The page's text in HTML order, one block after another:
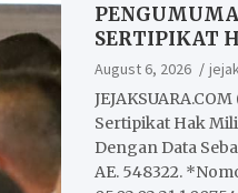
SERTIPIKAT
August 6, 2026
Sertipikat Hak
Dengan Data
AE. 548322.